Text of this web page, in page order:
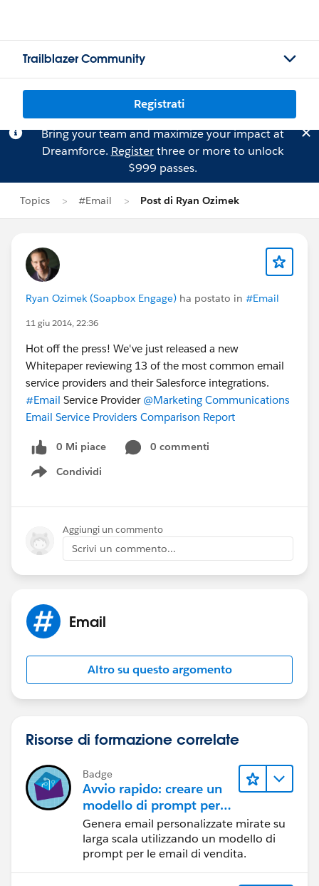
Trailblazer Community
Registrati
Bring your team and maximize your impact at
Dreamforce. Registerthree or more to unlock
$999 passes.
Topics #Email Post di Ryan Ozimek
Ryan Ozimek (Soapbox Engage) ha postato in #Email
11 giu 2014, 22:36
Hot off the press! We've just released a new
Whitepaper reviewing 13 of the most common email
service providers and their Salesforce integrations.
#Email Service Provider @Marketing Communications
Email Service Providers Comparison Report
0 Mi piace
0 commenti
Condividi
Show menu
Aggiungi un commento
Scrivi un commento...
Email
Altro su questo argomento
Risorse di formazione correlate
Badge
Avvio rapido: creare un
modello di prompt per
le email di vendita
Genera email personalizzate mirate su
larga scala utilizzando un modello di
prompt per le email di vendita.